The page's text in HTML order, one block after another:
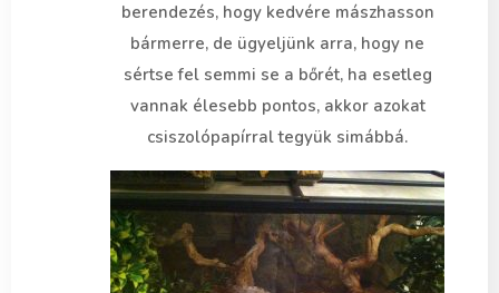
berendezés, hogy kedvére mászhasson
bármerre, de ügyeljünk arra, hogy ne
sértse fel semmi se a bőrét, ha esetleg
vannak élesebb pontos, akkor azokat
csiszolópapírral tegyük simábbá.